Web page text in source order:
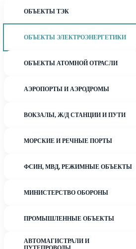
ОБЪЕКТЫ ТЭК
ОБЪЕКТЫ ЭЛЕКТРОЭНЕРГЕТИКИ
ОБЪЕКТЫ АТОМНОЙ ОТРАСЛИ
АЭРОПОРТЫ И АЭРОДРОМЫ
ВОКЗАЛЫ, Ж/Д СТАНЦИИ И ПУТИ
МОРСКИЕ И РЕЧНЫЕ ПОРТЫ
ФСИН, МВД, РЕЖИМНЫЕ ОБЪЕКТЫ
МИНИСТЕРСТВО ОБОРОНЫ
ПРОМЫШЛЕННЫЕ ОБЪЕКТЫ
АВТОМАГИСТРАЛИ И